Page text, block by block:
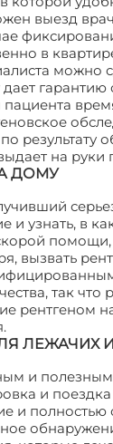
выезд
в
можно
дает
результату
на руки
ДОМУ
и узнать, в
вызвать
так
рентгеном
и полезным
и
и полностью